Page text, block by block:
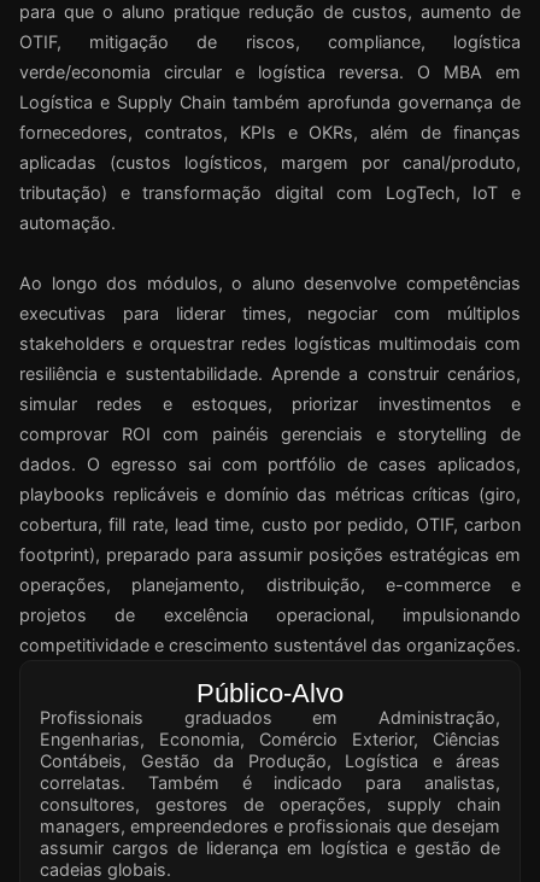
para que o aluno pratique redução de custos, aumento de
OTIF, mitigação de riscos, compliance, logística
verde/economia circular e logística reversa. O MBA em
Logística e Supply Chain também aprofunda governança de
fornecedores, contratos, KPIs e OKRs, além de finanças
aplicadas (custos logísticos, margem por canal/produto,
tributação) e transformação digital com LogTech, IoT e
automação.
Ao longo dos módulos, o aluno desenvolve competências
executivas para liderar times, negociar com múltiplos
stakeholders e orquestrar redes logísticas multimodais com
resiliência e sustentabilidade. Aprende a construir cenários,
simular redes e estoques, priorizar investimentos e
comprovar ROI com painéis gerenciais e storytelling de
dados. O egresso sai com portfólio de cases aplicados,
playbooks replicáveis e domínio das métricas críticas (giro,
cobertura, fill rate, lead time, custo por pedido, OTIF, carbon
footprint), preparado para assumir posições estratégicas em
operações, planejamento, distribuição, e-commerce e
projetos de excelência operacional, impulsionando
competitividade e crescimento sustentável das organizações.
Público-Alvo
Profissionais graduados em Administração,
Engenharias, Economia, Comércio Exterior, Ciências
Contábeis, Gestão da Produção, Logística e áreas
correlatas. Também é indicado para analistas,
consultores, gestores de operações, supply chain
managers, empreendedores e profissionais que desejam
assumir cargos de liderança em logística e gestão de
cadeias globais.